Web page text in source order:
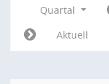
Quartal
Aktuell